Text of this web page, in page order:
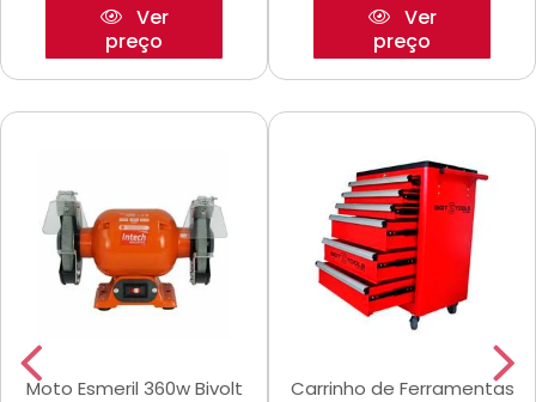
Ver
preço
Ver
preço
Moto Esmeril 360w Bivolt
Carrinho de Ferramentas